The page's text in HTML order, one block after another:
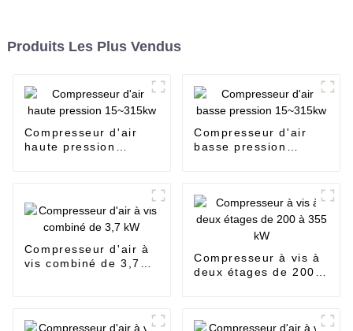
Produits Les Plus Vendus
Compresseur d'air
haute pression
Compresseur d'air
basse pression
Compresseur d'air à
vis combiné de 3,7
Compresseur à vis à
deux étages de 200 à